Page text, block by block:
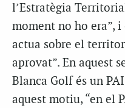
l’Estratègia
moment no ho era”, i
actua sobre el
aprovat”. En aquest
Blanca Golf és un
aquest motiu, “en el